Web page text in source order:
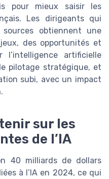
pour mieux saisir les
Les dirigeants qui
obtiennent une
des opportunités et
artificielle
pilotage stratégique, et
subi, avec un impact
sur les
de l’IA
40 milliards de dollars
à l’IA en 2024, ce qui